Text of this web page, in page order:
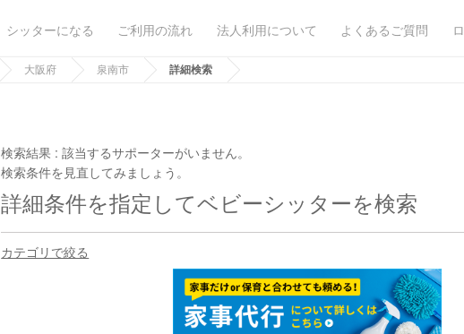
シッターになる ご利用の流れ 法人利用について よくあるご質問
大阪府 泉南市 詳細検索
検索結果 :該当するサポーターがいません。
検索条件を見直してみましょう。
詳細条件を指定してベビーシッターを検索
カテゴリで絞る